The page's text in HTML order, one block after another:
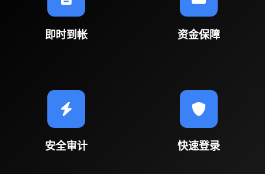
即时到帐 资金保障
安全审计 快速登录